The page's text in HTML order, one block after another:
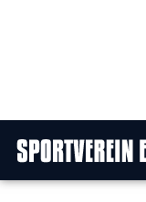
Home
Features
News